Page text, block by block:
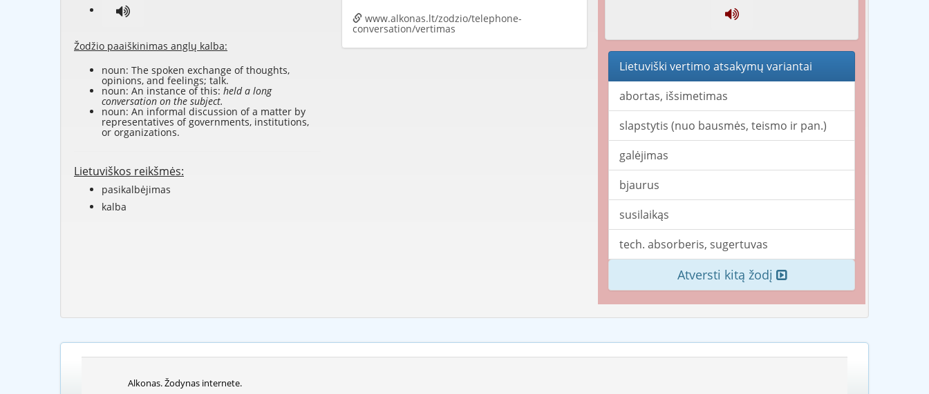
Žodžio paaiškinimas anglų kalba:
noun: The spoken exchange of thoughts,
opinions, and feelings; talk.
noun: An instance of this: held a long
conversation on the subject.
noun: An informal discussion of a matter by
representatives of governments, institutions,
or organizations.
Lietuviškos reikšmės:
pasikalbėjimas
kalba
www.alkonas.lt/zodzio/telephone-
conversation/vertimas
Lietuviški vertimo atsakymų variantai
abortas, išsimetimas
slapstytis (nuo bausmės, teismo ir pan.)
galėjimas
bjaurus
susilaikąs
tech. absorberis, sugertuvas
Atversti kitą žodį
Alkonas. Žodynas internete.